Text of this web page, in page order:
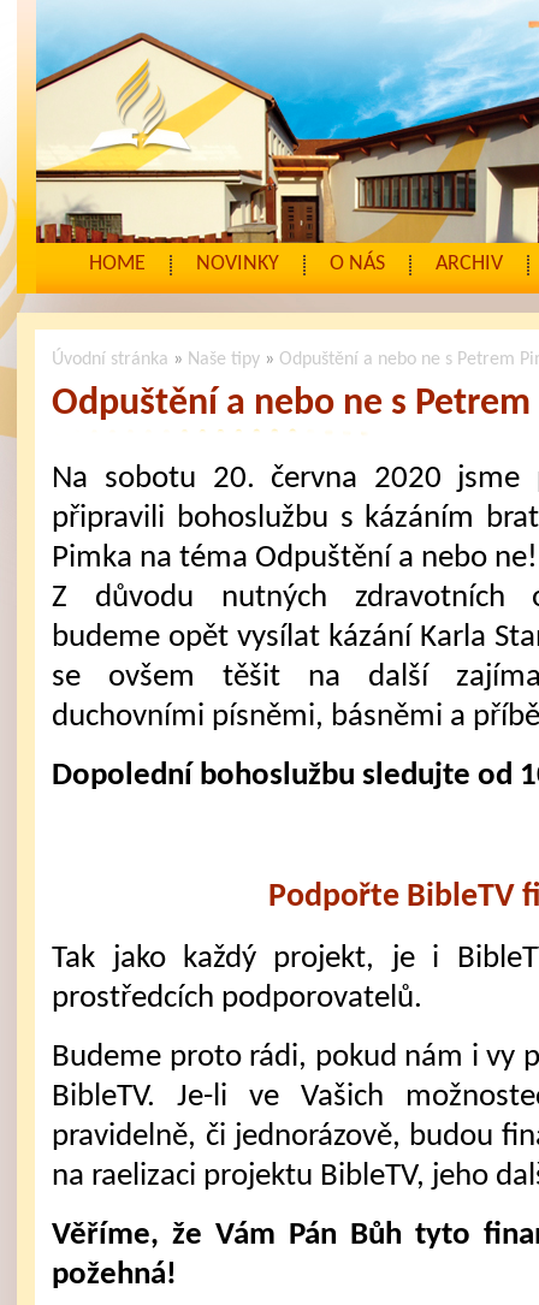
HOME NOVINKY O NÁS ARCHIV
Úvodní stránka » Naše tipy » Odpuštění a nebo ne s Petrem
Odpuštění a nebo ne s
Na sobotu 20. června 2020 jsme
připravili bohoslužbu s kázáním
Pimka na téma Odpuštění a nebo
Z důvodu nutných zdravotních
budeme opět vysílat kázání Karla
se ovšem těšit na další
duchovními písněmi, básněmi a
Dopolední bohoslužbu sledujte od
Podpořte BibleTV
Tak jako každý projekt, je i
prostředcích podporovatelů.
Budeme proto rádi, pokud nám i vy
BibleTV. Je-li ve Vašich
pravidelně, či jednorázově, budou
na raelizaci projektu BibleTV, jeho
Věříme, že Vám Pán Bůh tyto
požehná!